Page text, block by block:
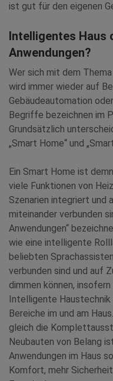
ist gut für den eigenen
Intelligentes Haus
Anwendungen?
Wer sich mit dem
wird immer wieder auf
Gebäudeautomation
Begriffe bezeichnen im
Grundsätzlich
„Smart Home“ und
Ein Smart Home ist
viele Funktionen von
Szenarien integriert und
miteinander verbunden
Anwendungen“
wie eine intelligente
beliebten
verbunden sind und auf
dimmen können,
Intelligente
Bereiche im und am
gleich die
Neubauten von Belang
Anwendungen im Haus
Komfort, mehr